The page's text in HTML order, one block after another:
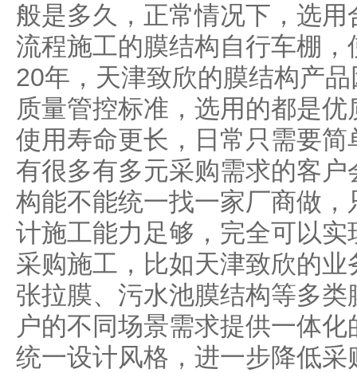
般是多久，正常情况下，选
流程施工的膜结构自行车棚
20年，天津致欣的膜结构产
质量管控标准，选用的都是
使用寿命更长，日常只需要
有很多有多元采购需求的客
构能不能统一找一家厂商做
计施工能力足够，完全可以
采购施工，比如天津致欣的
张拉膜、污水池膜结构等多
户的不同场景需求提供一体
统一设计风格，进一步降低